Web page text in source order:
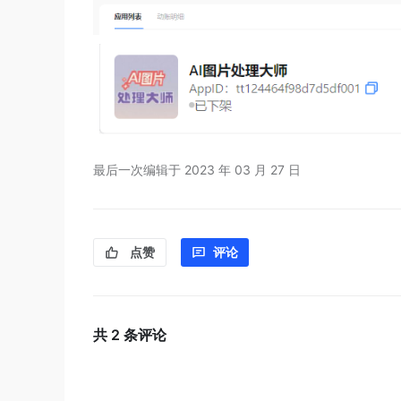
最后一次编辑于 2023 年 03 月 27 日
点赞 评论
共 2 条评论